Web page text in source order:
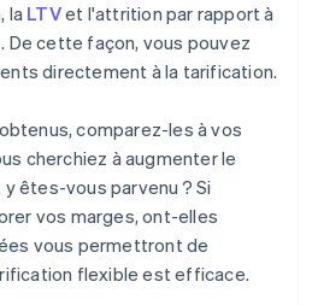
la LTVet l'attrition par rapport à
De cette façon, vous pouvez
directement à la tarification.
comparez-les à vos
cherchiez à augmenter le
êtes-vous parvenu ? Si
vos marges, ont-elles
vous permettront de
flexible est efficace.